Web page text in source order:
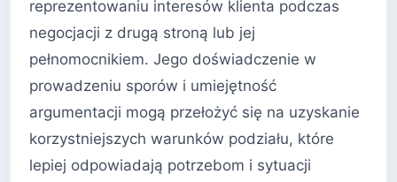
reprezentowaniu interesów klienta podczas
negocjacji z drugą stroną lub jej
pełnomocnikiem. Jego doświadczenie w
prowadzeniu sporów i umiejętność
argumentacji mogą przełożyć się na uzyskanie
korzystniejszych warunków podziału, które
lepiej odpowiadają potrzebom i sytuacji